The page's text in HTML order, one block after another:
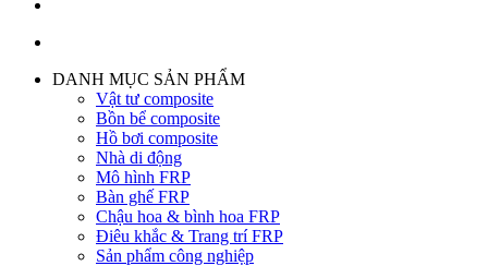
DANH MỤC SẢN PHẨM
Vật tư composite
Bồn bể composite
Hồ bơi composite
Nhà di động
Mô hình FRP
Bàn ghế FRP
Chậu hoa & bình hoa FRP
Điêu khắc & Trang trí FRP
Sản phẩm công nghiệp